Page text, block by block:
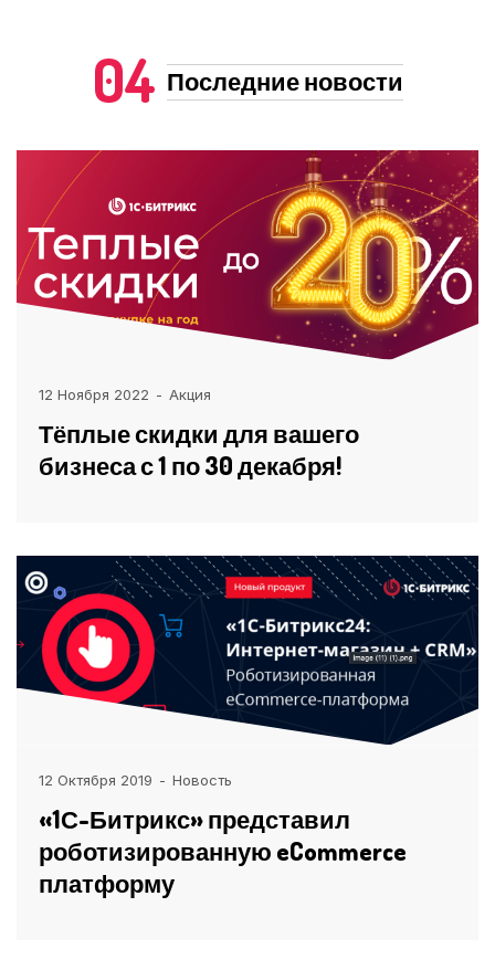
04 Последние новости
12 Ноября 2022 Акция
Тёплые скидки для вашего
бизнеса с 1 по 30 декабря!
12 Октября 2019 Новость
«1С-Битрикс» представил
роботизированную eCommerce
платформу